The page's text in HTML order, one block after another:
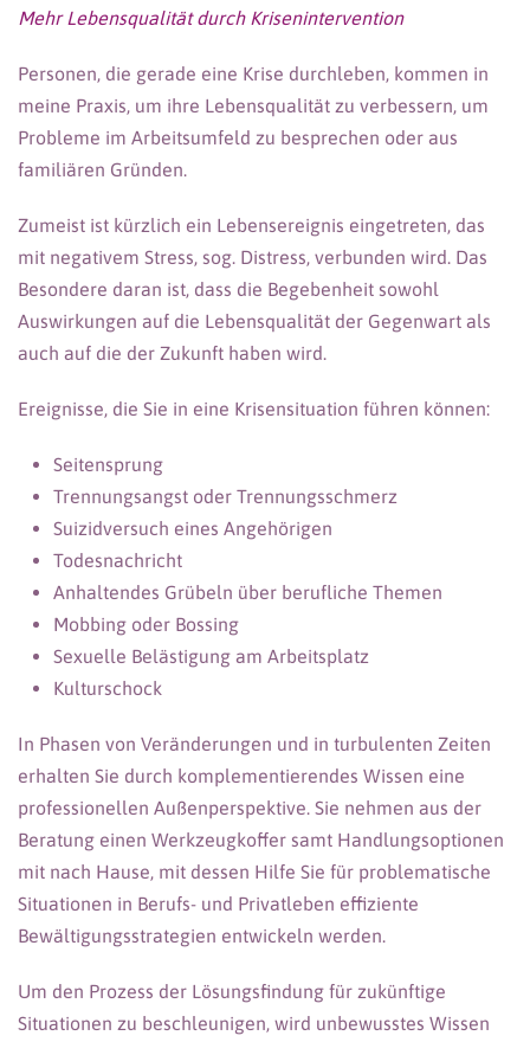
Mehr Lebensqualität durch Krisenintervention
Personen, die gerade eine Krise durchleben, kommen in
meine Praxis, um ihre Lebensqualität zu verbessern, um
Probleme im Arbeitsumfeld zu besprechen oder aus
familiären Gründen.
Zumeist ist kürzlich ein Lebensereignis eingetreten, das
mit negativem Stress, sog. Distress, verbunden wird. Das
Besondere daran ist, dass die Begebenheit sowohl
Auswirkungen auf die Lebensqualität der Gegenwart als
auch auf die der Zukunft haben wird.
Ereignisse, die Sie in eine Krisensituation führen können:
Seitensprung
Trennungsangst oder Trennungsschmerz
Suizidversuch eines Angehörigen
Todesnachricht
Anhaltendes Grübeln über berufliche Themen
Mobbing oder Bossing
Sexuelle Belästigung am Arbeitsplatz
Kulturschock
In Phasen von Veränderungen und in turbulenten Zeiten
erhalten Sie durch komplementierendes Wissen eine
professionellen Außenperspektive. Sie nehmen aus der
Beratung einen Werkzeugkoffer samt Handlungsoptionen
mit nach Hause, mit dessen Hilfe Sie für problematische
Situationen in Berufs- und Privatleben effiziente
Bewältigungsstrategien entwickeln werden.
Um den Prozess der Lösungsfindung für zukünftige
Situationen zu beschleunigen, wird unbewusstes Wissen